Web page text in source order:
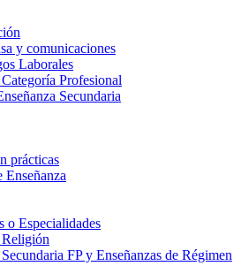
y comunicaciones
Laborales
Profesional
Secundaria
prácticas
Enseñanza
o Especialidades
Religión
FP y Enseñanzas de Régimen